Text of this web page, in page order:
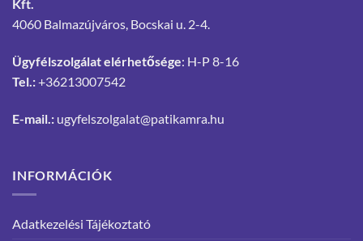
Kft.
4060 Balmazújváros, Bocskai u. 2-4.
Ügyfélszolgálat elérhetősége: H-P 8-16
Tel.:+36213007542
E-mail.: ugyfelszolgalat@patikamra.hu
INFORMÁCIÓK
Adatkezelési Tájékoztató